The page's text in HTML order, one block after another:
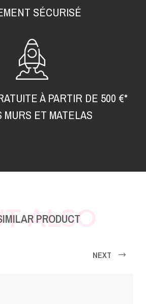
SÉCURISÉ
À PARTIR DE 500 €*
MURS ET MATELAS
PRODUCT
ALSO
NEXT